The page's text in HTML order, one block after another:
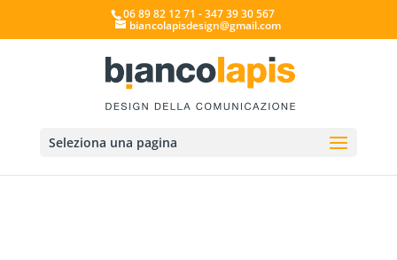
06 89 82 12 71 - 347 39 30 567
biancolapisdesign@gmail.com
Seleziona una pagina